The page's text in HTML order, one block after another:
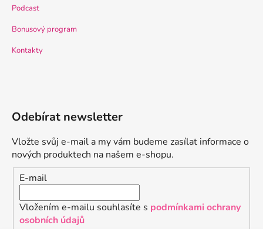
Podcast
Bonusový program
Kontakty
Odebírat newsletter
Vložte svůj e-mail a my vám budeme zasílat informace o
nových produktech na našem e-shopu.
E-mail
Vložením e-mailu souhlasíte s podmínkami ochrany
osobních údajů